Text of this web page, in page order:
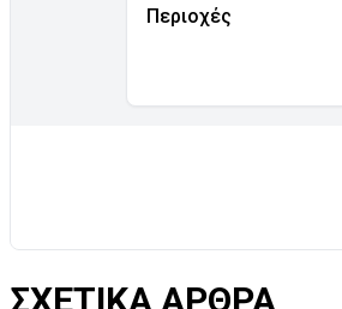
Περιοχές
ΣΧΕΤΙΚΑ ΑΡΘΡΑ